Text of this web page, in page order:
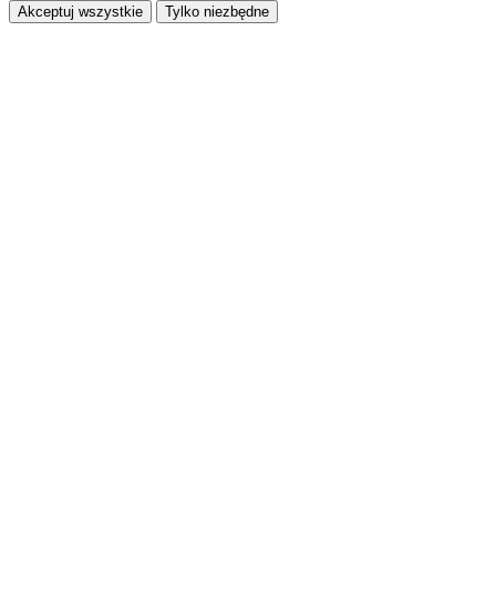
Akceptuj wszystkie Tylko niezbędne